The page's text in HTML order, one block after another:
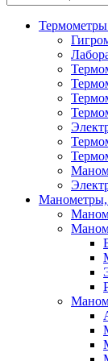
Манометры,